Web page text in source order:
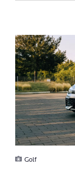
Golf